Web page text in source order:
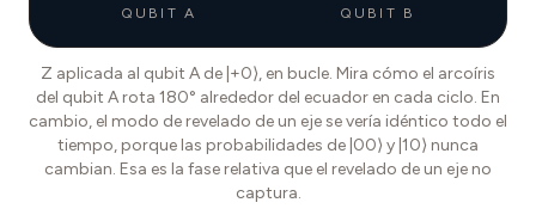
QUBIT A QUBIT B
Z aplicada al qubit A de |+0⟩, en bucle. Mira cómo el arcoíris
del qubit A rota 180° alrededor del ecuador en cada ciclo. En
cambio, el modo de revelado de un eje se vería idéntico todo el
tiempo, porque las probabilidades de |00⟩ y |10⟩ nunca
cambian. Esa es la fase relativa que el revelado de un eje no
captura.